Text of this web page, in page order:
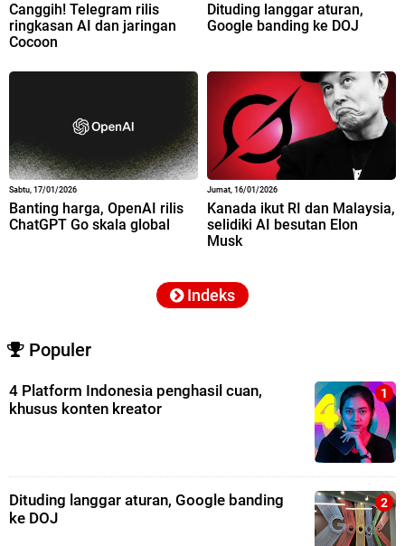
Canggih! Telegram rilis
ringkasan AI dan jaringan
Cocoon
Dituding langgar aturan,
Google banding ke DOJ
Sabtu, 17/01/2026
Banting harga, OpenAI rilis
ChatGPT Go skala global
Jumat, 16/01/2026
Kanada ikut RI dan Malaysia,
selidiki AI besutan Elon
Musk
Indeks
Populer
4 Platform Indonesia penghasil cuan,
khusus konten kreator
Dituding langgar aturan, Google banding
ke DOJ